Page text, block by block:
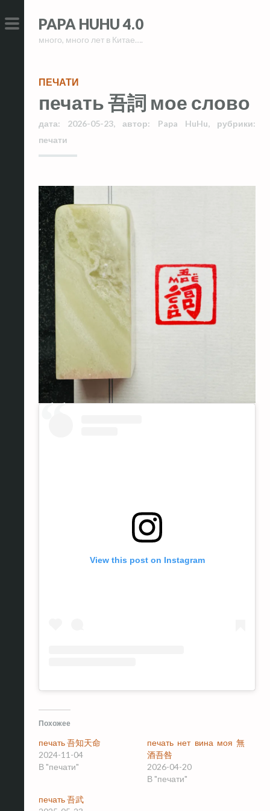
to
PRIMARY
to
PAPA HUHU 4.0
много, много лет в Китае….
ПЕЧАТИ
печать 吾詞 мое слово
дата: 2026-05-23, автор: Papa HuHu,рубрики:
печати
View this post on Instagram
Похожее
печать 吾知天命
2024-11-04
В "печати"
печать нет вина моя 無
酒吾咎
2026-04-20
В "печати"
печать 吾武